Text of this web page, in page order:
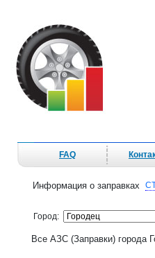
FAQ
Информация о заправках
Город:
Все АЗС (Заправки) города